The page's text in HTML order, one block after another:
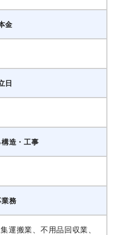
金
日
造・工事
務
運搬業、不用品回収業、